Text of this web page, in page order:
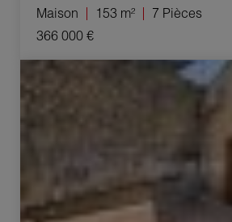
Maison 153 m²
7 Pièces
366 000 €
Vente Maison Buisson 3 Pièces 118 m²